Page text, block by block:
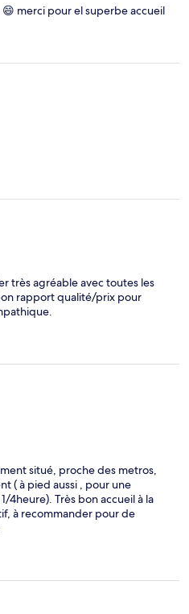
merci pour el superbe accueil
très agréable avec toutes les
rapport qualité/prix pour
situé, proche des metros,
( à pied aussi , pour une
4heure). Très bon accueil à la
à recommander pour de